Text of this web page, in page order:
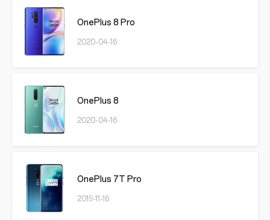
OnePlus 8 Pro
2020-04-16
OnePlus 8
2020-04-16
OnePlus 7T Pro
2019-11-16